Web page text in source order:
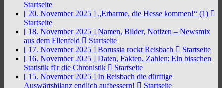
Startseite
[ 20. November 2025 ] „Erbarme, die Hesse kommen!“ (1)
Startseite
[ 18. November 2025 ] Namen, Bilder, Notizen – Newsmix
aus dem Ellenfeld
Startseite
[ 17. November 2025 ] Borussia rockt Reisbach
Startseite
[ 16. November 2025 ] Daten, Fakten, Zahlen: Ein bisschen
Statistik für die Chronistik
Startseite
[ 15. November 2025 ] In Reisbach die dürftige
Auswärtsbilanz endlich aufbessern!
Startseite